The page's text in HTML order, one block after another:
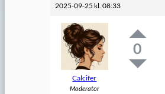
2025-09-25 kl. 08:33
Calcifer
Moderator
0